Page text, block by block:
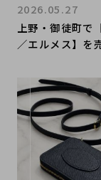
上野・御徒町で
／エルメス】を
御徒町店｜
re TGM 11
ーヌダンクル
入荷｜Buy &
in Ueno Tokyo
ee Available
2026.05.27